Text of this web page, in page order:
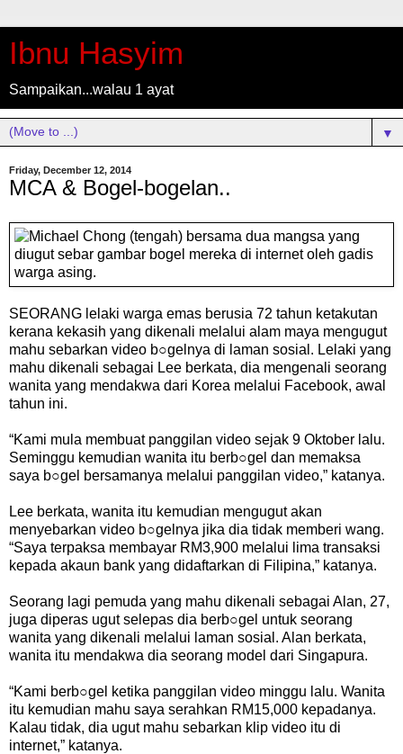
Ibnu Hasyim
Sampaikan...walau 1 ayat
▼
Friday, December 12, 2014
MCA & Bogel-bogelan..
SEORANG lelaki warga emas berusia 72 tahun ketakutan
kerana kekasih yang dikenali melalui alam maya mengugut
mahu sebarkan video b○gelnya di laman sosial. Lelaki yang
mahu dikenali sebagai Lee berkata, dia mengenali seorang
wanita yang mendakwa dari Korea melalui Facebook, awal
tahun ini.
“Kami mula membuat panggilan video sejak 9 Oktober lalu.
Seminggu kemudian wanita itu berb○gel dan memaksa
saya b○gel bersamanya melalui panggilan video,” katanya.
Lee berkata, wanita itu kemudian mengugut akan
menyebarkan video b○gelnya jika dia tidak memberi wang.
“Saya terpaksa membayar RM3,900 melalui lima transaksi
kepada akaun bank yang didaftarkan di Filipina,” katanya.
Seorang lagi pemuda yang mahu dikenali sebagai Alan, 27,
juga diperas ugut selepas dia berb○gel untuk seorang
wanita yang dikenali melalui laman sosial. Alan berkata,
wanita itu mendakwa dia seorang model dari Singapura.
“Kami berb○gel ketika panggilan video minggu lalu. Wanita
itu kemudian mahu saya serahkan RM15,000 kepadanya.
Kalau tidak, dia ugut mahu sebarkan klip video itu di
internet,” katanya.